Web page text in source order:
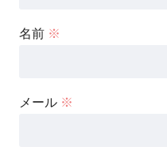
名前 ※
メール ※